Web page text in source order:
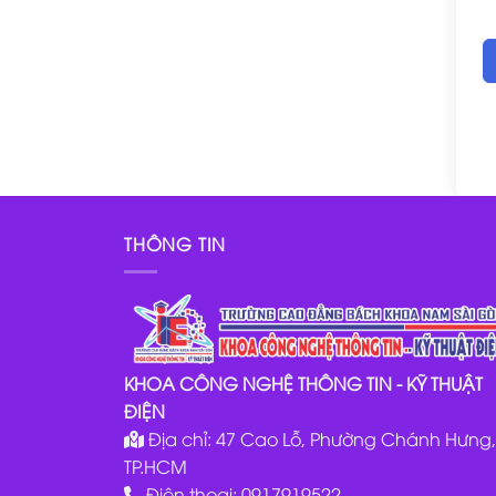
THÔNG TIN
KHOA CÔNG NGHỆ THÔNG TIN - KỸ THUẬT
ĐIỆN
Địa chỉ: 47 Cao Lỗ, Phường Chánh Hưng,
TP.HCM